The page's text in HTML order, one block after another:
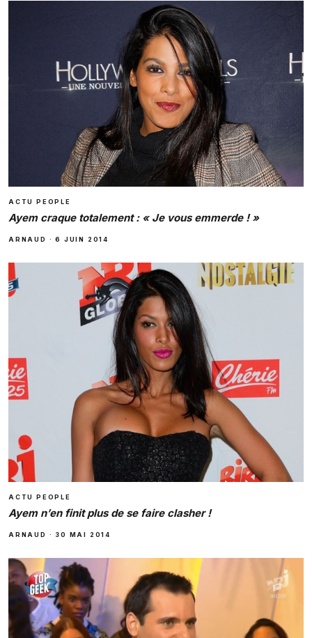
ACTU PEOPLE
Ayem craque totalement : « Je vous emmerde ! »
ARNAUD ·6 JUIN 2014
ACTU PEOPLE
Ayem n’en finit plus de se faire clasher !
ARNAUD · 30 MAI 2014